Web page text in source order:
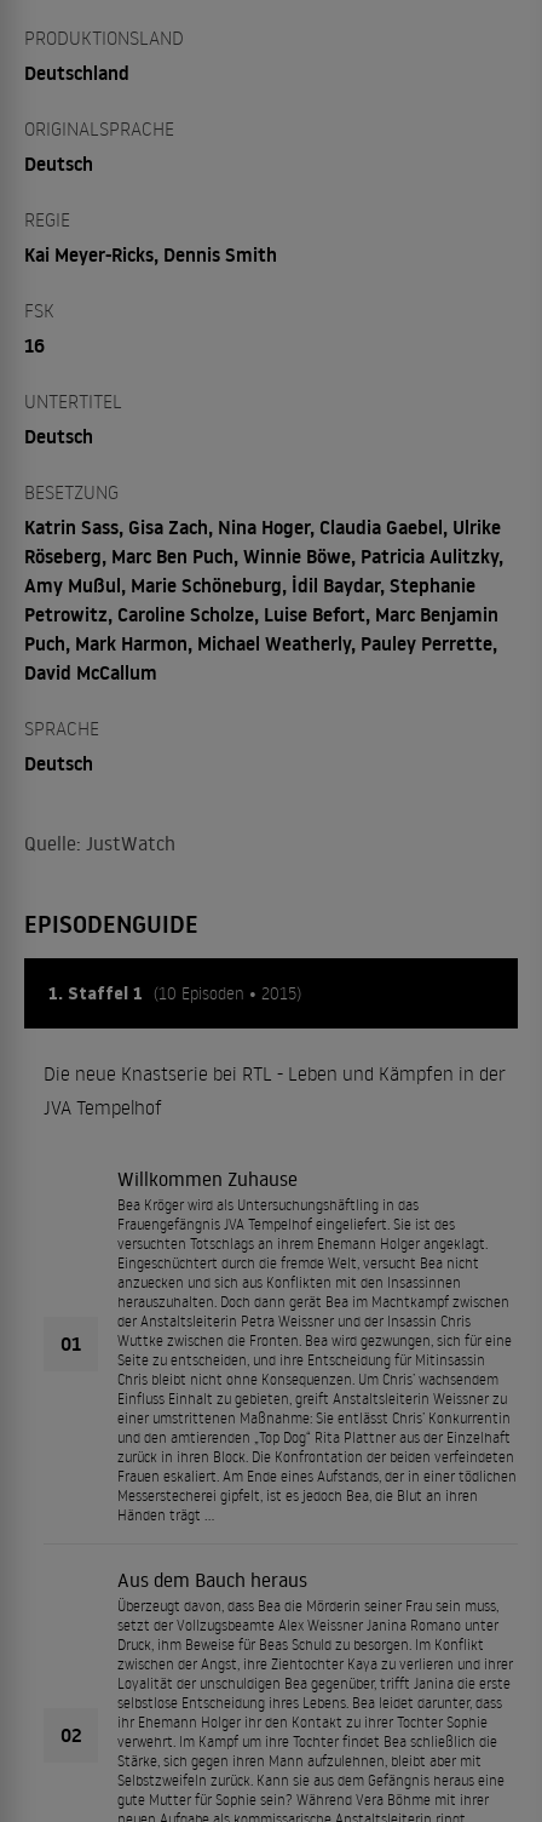
PRODUKTIONSLAND
Deutschland
ORIGINALSPRACHE
Deutsch
REGIE
Kai Meyer-Ricks, Dennis Smith
FSK
16
UNTERTITEL
Deutsch
BESETZUNG
Katrin Sass, Gisa Zach, Nina Hoger, Claudia Gaebel, Ulrike
Röseberg, Marc Ben Puch, Winnie Böwe, Patricia Aulitzky,
Amy Mußul, Marie Schöneburg, İdil Baydar, Stephanie
Petrowitz, Caroline Scholze, Luise Befort, Marc Benjamin
Puch, Mark Harmon, Michael Weatherly, Pauley Perrette,
David McCallum
SPRACHE
Deutsch
Quelle: JustWatch
EPISODENGUIDE
1. Staffel 1 (10 Episoden • 2015)
Die neue Knastserie bei RTL - Leben und Kämpfen in der
JVA Tempelhof
01
Willkommen Zuhause
Bea Kröger wird als Untersuchungshäftling in das
Frauengefängnis JVA Tempelhof eingeliefert. Sie ist des
versuchten Totschlags an ihrem Ehemann Holger angeklagt.
Eingeschüchtert durch die fremde Welt, versucht Bea nicht
anzuecken und sich aus Konflikten mit den Insassinnen
herauszuhalten. Doch dann gerät Bea im Machtkampf zwischen
der Anstaltsleiterin Petra Weissner und der Insassin Chris
Wuttke zwischen die Fronten. Bea wird gezwungen, sich für eine
Seite zu entscheiden, und ihre Entscheidung für Mitinsassin
Chris bleibt nicht ohne Konsequenzen. Um Chris’ wachsendem
Einfluss Einhalt zu gebieten, greift Anstaltsleiterin Weissner zu
einer umstrittenen Maßnahme: Sie entlässt Chris’ Konkurrentin
und den amtierenden „Top Dog“ Rita Plattner aus der Einzelhaft
zurück in ihren Block. Die Konfrontation der beiden verfeindeten
Frauen eskaliert. Am Ende eines Aufstands, der in einer tödlichen
Messerstecherei gipfelt, ist es jedoch Bea, die Blut an ihren
Händen trägt …
02
Aus dem Bauch heraus
Überzeugt davon, dass Bea die Mörderin seiner Frau sein muss,
setzt der Vollzugsbeamte Alex Weissner Janina Romano unter
Druck, ihm Beweise für Beas Schuld zu besorgen. Im Konflikt
zwischen der Angst, ihre Ziehtochter Kaya zu verlieren und ihrer
Loyalität der unschuldigen Bea gegenüber, trifft Janina die erste
selbstlose Entscheidung ihres Lebens. Bea leidet darunter, dass
ihr Ehemann Holger ihr den Kontakt zu ihrer Tochter Sophie
verwehrt. Im Kampf um ihre Tochter findet Bea schließlich die
Stärke, sich gegen ihren Mann aufzulehnen, bleibt aber mit
Selbstzweifeln zurück. Kann sie aus dem Gefängnis heraus eine
gute Mutter für Sophie sein? Während Vera Böhme mit ihrer